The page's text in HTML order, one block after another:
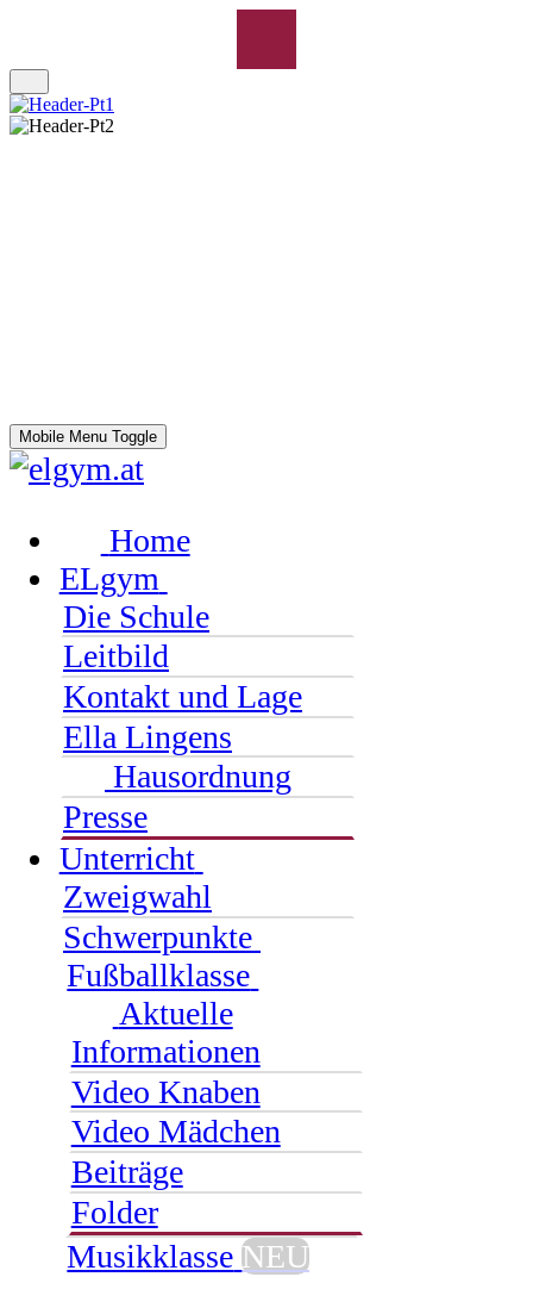
Mobile Menu Toggle
Home
ELgym
Die Schule
Leitbild
Kontakt und Lage
Ella Lingens
Hausordnung
Presse
Unterricht
Zweigwahl
Schwerpunkte
Fußballklasse
Aktuelle
Informationen
Video Knaben
Video Mädchen
Beiträge
Folder
Musikklasse NEU